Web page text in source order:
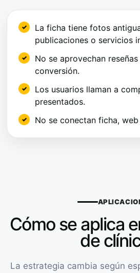
La ficha tiene fotos
publicaciones o servicios
No se aprovechan
conversión.
Los usuarios llaman a
presentados.
No se conectan ficha,
Cómo se aplica
de
La estrategia cambia según